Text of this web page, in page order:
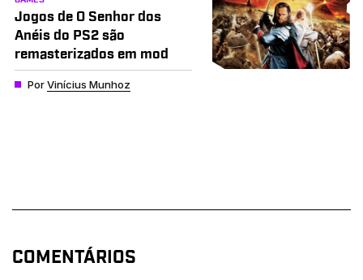
Jogos de O Senhor dos
Anéis do PS2 são
remasterizados em mod
PorVinícius Munhoz
COMENTÁRIOS